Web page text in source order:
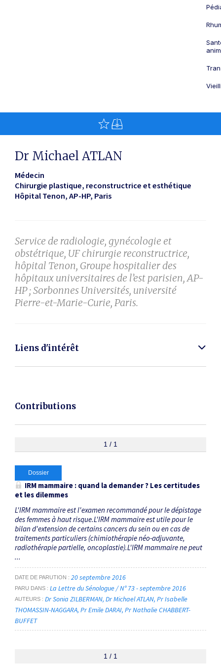
Dr Michael ATLAN
Médecin
Chirurgie plastique, reconstructrice et esthétique
Hôpital Tenon, AP-HP Paris
Service de radiologie, gynécologie et
obstétrique, UF chirurgie reconstructrice,
hôpital Tenon, Groupe hospitalier des
hôpitaux universitaires de l’est parisien, AP-
HP ; Sorbonnes Universités, université
Pierre-et-Marie-Curie, Paris.
Liens d'intérêt
Contributions
1 / 1
Dossier
IRM mammaire : quand la demander ? Les certitudes
et les dilemmes
L'IRM mammaire est l'examen recommandé pour le dépistage
des femmes à haut risque.L'IRM mammaire est utile pour le
bilan d'extension de certains cancers du sein ou en cas de
traitements particuliers (chimiothérapie néo-adjuvante,
radiothérapie partielle, oncoplastie).L'IRM mammaire ne peut
...
DATE DE PARUTION 20 septembre 2016
PARU DANS La Lettre du Sénologue / N° 73 - septembre 2016
AUTEURS Dr Sonia ZILBERMAN Dr Michael ATLAN Pr Isabelle
THOMASSIN-NAGGARA Pr Emile DARAI Pr Nathalie CHABBERT-
BUFFET
1 / 1